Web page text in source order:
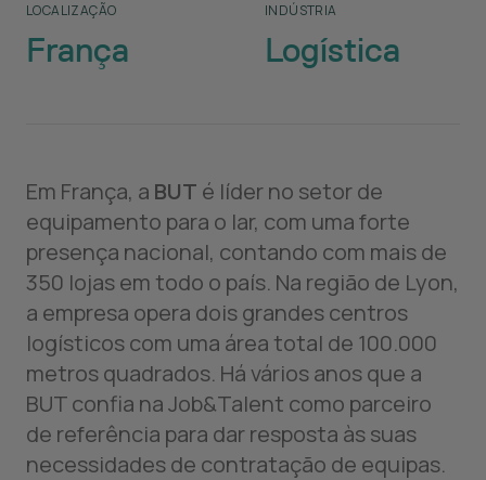
LOCALIZAÇÃO
França
INDÚSTRIA
Logística
Em França, a BUT é líder no setor de
equipamento para o lar, com uma forte
presença nacional, contando com mais de
350 lojas em todo o país. Na região de Lyon,
a empresa opera dois grandes centros
logísticos com uma área total de 100.000
metros quadrados. Há vários anos que a
BUT confia na Job&Talent como parceiro
de referência para dar resposta às suas
necessidades de contratação de equipas.